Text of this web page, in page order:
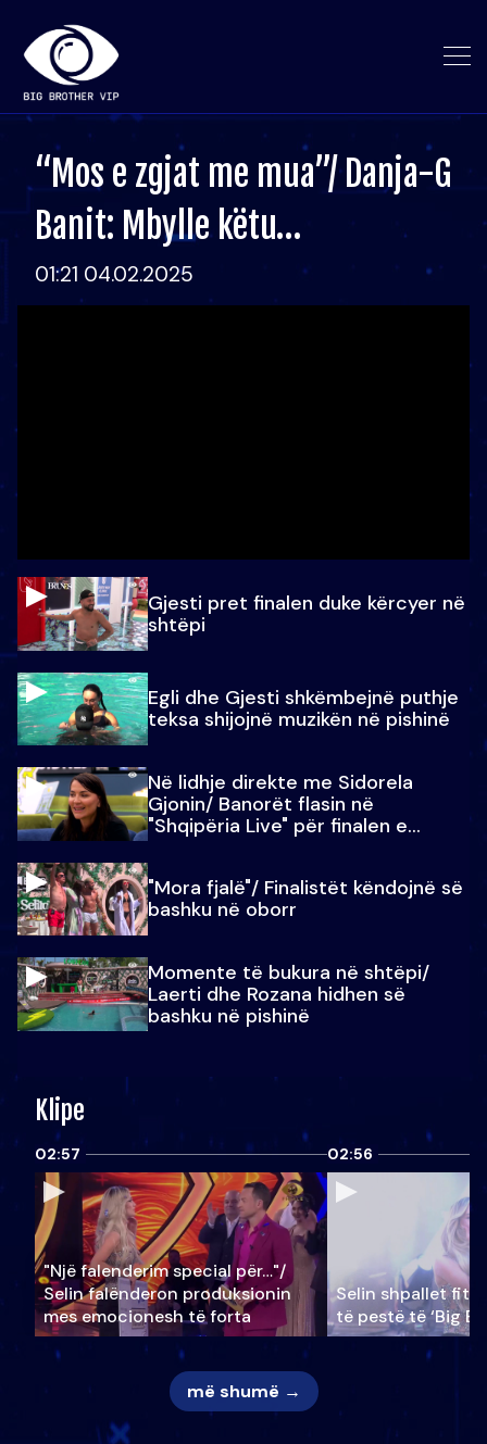
“Mos e zgjat me mua”/ Danja-G
Banit: Mbylle këtu…
01:21 04.02.2025
Gjesti pret finalen duke kërcyer në
shtëpi
Egli dhe Gjesti shkëmbejnë puthje
teksa shijojnë muzikën në pishinë
Në lidhje direkte me Sidorela
Gjonin/ Banorët flasin në
"Shqipëria Live" për finalen e
"Mora fjalë"/ Finalistët këndojnë së
bashku në oborr
Momente të bukura në shtëpi/
Laerti dhe Rozana hidhen së
bashku në pishinë
Klipe
02:57
"Një falenderim special për…"/
Selin falënderon produksionin
mes emocionesh të forta
02:56
Selin shpallet
të pestë të ‘Big
më shumë →